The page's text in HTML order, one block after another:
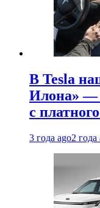
В Tesla
Илона» —
с
3 года ago2 года